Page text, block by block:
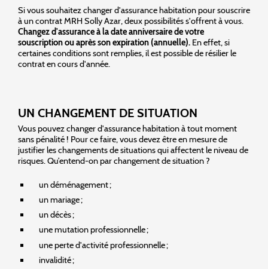
Si vous souhaitez changer d'assurance habitation pour souscrire
à un contrat MRH Solly Azar, deux possibilités s'offrent à vous.
Changez d'assurance à la date anniversaire de votre
souscription ou après son expiration (annuelle). En effet, si
certaines conditions sont remplies, il est possible de résilier le
contrat en cours d'année.
UN CHANGEMENT DE SITUATION
Vous pouvez changer d'assurance habitation à tout moment
sans pénalité ! Pour ce faire, vous devez être en mesure de
justifier les changements de situations qui affectent le niveau de
risques. Qu’entend-on par changement de situation ?
un déménagement ;
un mariage ;
un décès ;
une mutation professionnelle ;
une perte d'activité professionnelle ;
invalidité ;